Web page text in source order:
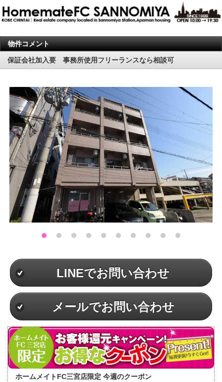
物件コメント
保証会社加入要 事務所使用フリーランスなら相談可
LINEでお問い合わせ
メールでお問い合わせ
ホームメイトFC三宮店限定 今週のクーポン